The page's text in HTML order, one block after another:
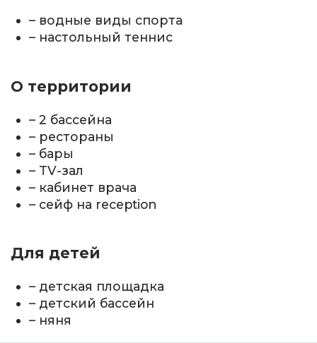
– водные виды спорта
– настольный теннис
О территории
– 2 бассейна
– рестораны
– бары
– TV-зал
– кабинет врача
– сейф на reception
Для детей
– детская площадка
– детский бассейн
– няня